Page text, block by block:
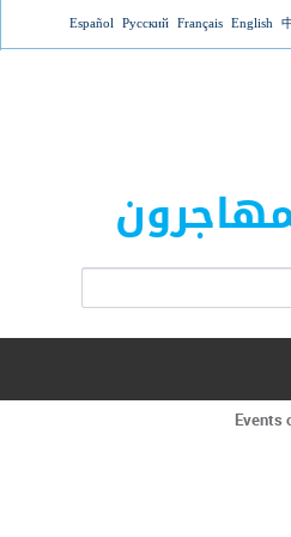
Jump to
English
Français
Русский
Español
Events